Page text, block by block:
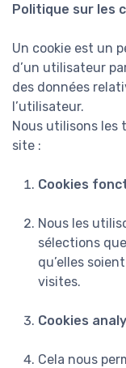
Politique sur les
Un cookie est un
d’un utilisateur
des données
l’utilisateur.
Nous utilisons les
site :
Cookies
Nous les
sélections
qu’elles
visites.
Cookies
Cela nous